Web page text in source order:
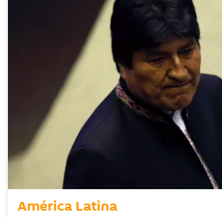
América Latina